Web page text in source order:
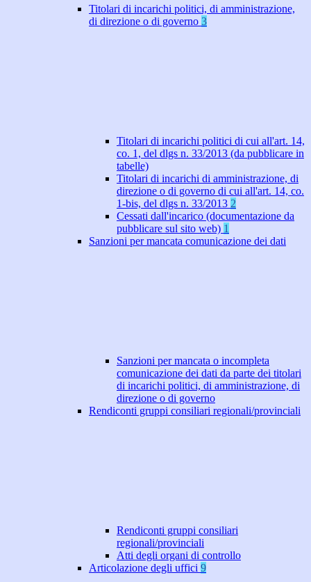
Titolari di incarichi politici, di amministrazione,
di direzione o di governo 3
Titolari di incarichi politici di cui all'art. 14,
co. 1, del dlgs n. 33/2013 (da pubblicare in
tabelle)
Titolari di incarichi di amministrazione, di
direzione o di governo di cui all'art. 14, co.
1-bis, del dlgs n. 33/2013 2
Cessati dall'incarico (documentazione da
pubblicare sul sito web) 1
Sanzioni per mancata comunicazione dei dati
Sanzioni per mancata o incompleta
comunicazione dei dati da parte dei titolari
di incarichi politici, di amministrazione, di
direzione o di governo
Rendiconti gruppi consiliari regionali/provinciali
Rendiconti gruppi consiliari
regionali/provinciali
Atti degli organi di controllo
Articolazione degli uffici 9